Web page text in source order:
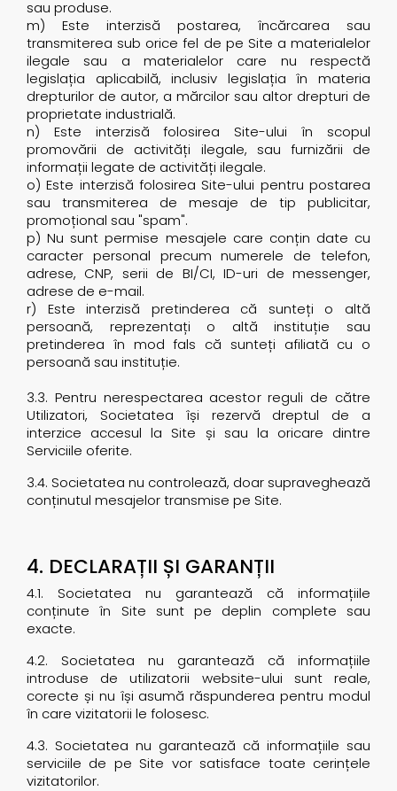
sau produse.
m) Este interzisă postarea, încărcarea sau
transmiterea sub orice fel de pe Site a materialelor
ilegale sau a materialelor care nu respectă
legislația aplicabilă, inclusiv legislația în materia
drepturilor de autor, a mărcilor sau altor drepturi de
proprietate industrială.
n) Este interzisă folosirea Site-ului în scopul
promovării de activități ilegale, sau furnizării de
informații legate de activități ilegale.
o) Este interzisă folosirea Site-ului pentru postarea
sau transmiterea de mesaje de tip publicitar,
promoțional sau "spam".
p) Nu sunt permise mesajele care conțin date cu
caracter personal precum numerele de telefon,
adrese, CNP, serii de BI/CI, ID-uri de messenger,
adrese de e-mail.
r) Este interzisă pretinderea că sunteți o altă
persoană, reprezentați o altă instituție sau
pretinderea în mod fals că sunteți afiliată cu o
persoană sau instituție.
3.3. Pentru nerespectarea acestor reguli de către
Utilizatori, Societatea își rezervă dreptul de a
interzice accesul la Site și sau la oricare dintre
Serviciile oferite.
3.4. Societatea nu controlează, doar supraveghează
conținutul mesajelor transmise pe Site.
4. DECLARAȚII ȘI GARANȚII
4.1. Societatea nu garantează că informațiile
conținute în Site sunt pe deplin complete sau
exacte.
4.2. Societatea nu garantează că informațiile
introduse de utilizatorii website-ului sunt reale,
corecte și nu își asumă răspunderea pentru modul
în care vizitatorii le folosesc.
4.3. Societatea nu garantează că informațiile sau
serviciile de pe Site vor satisface toate cerințele
vizitatorilor.